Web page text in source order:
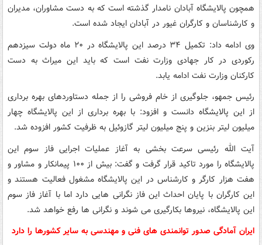
همچون پالایشگاه آبادان نامدار گذشته است که به دست مشاوران، مدیران
و کارشناسان و کارگران غیور در آبادان ایجاد شده است.
وی ادامه داد: تکمیل ۳۴ درصد این پالایشگاه در ۲۰ ماه دولت سیزدهم
رکوردی در کار جهادی وزارت نفت است که باید این میراث به دست
کارکنان وزارت نفت ادامه یابد.
رئیس جمهو، جلوگیری از خام فروشی را از جمله دستاوردهای بهره برداری
از این پالایشگاه دانست و افزود: با بهره برداری از این پالایشگاه چهار
میلیون لیتر بنزین و پنج میلیون لیتر گازوئیل به ظرفیت کشور افزوده شد.
آیت الله رئیسی سرعت بخشی به آغاز عملیات اجرایی فاز سوم این
پالایشگاه را مورد تاکید قرار گرفت و گفت: بیش از ۱۰۰ پیمانکار و مشاور و
هفت هزار کارگر و کارشناس در این پالایشگاه مشغول فعالیت هستند و
این کارگران با پایان احداث این فاز نگرانی هایی دارد اما با آغاز فاز سوم
این پالایشگاه، نیروها بکارگیری می شوند و نگرانی ها رفع خواهد شد.
ایران آمادگی صدور توانمندی های فنی و مهندسی به سایر کشورها را دارد